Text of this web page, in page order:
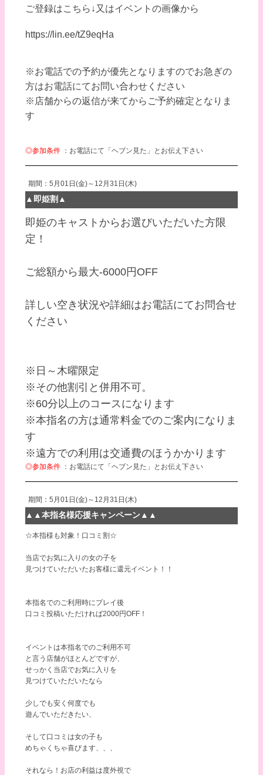
ご登録はこちら↓又はイベントの画像から
https://lin.ee/tZ9eqHa
※お電話での予約が優先となりますのでお急ぎの
方はお電話にてお問い合わせください
※店舗からの返信が来てからご予約確定となりま
す
◎参加条件 ：お電話にて「ヘブン見た」とお伝え下さい
期間：5月01日(金)～12月31日(木)
▲即姫割▲
即姫のキャストからお選びいただいた方限
定！
ご総額から最大-6000円OFF
詳しい空き状況や詳細はお電話にてお問合せ
ください
※日～木曜限定
※その他割引と併用不可。
※60分以上のコースになります
※本指名の方は通常料金でのご案内になりま
す
※遠方での利用は交通費のほうかかります
◎参加条件 ：お電話にて「ヘブン見た」とお伝え下さい
期間：5月01日(金)～12月31日(木)
▲▲本指名様応援キャンペーン▲▲
☆本指様も対象！口コミ割☆
当店でお気に入りの女の子を
見つけていただいたお客様に還元イベント！！
本指名でのご利用時にプレイ後
口コミ投稿いただければ2000円OFF！
イベントは本指名でのご利用不可
と言う店舗がほとんどですが、
せっかく当店でお気に入りを
見つけていただいたなら
少しでも安く何度でも
遊んでいただきたい、
そして口コミは女の子も
めちゃくちゃ喜びます、、、
それなら！お店の利益は度外視で